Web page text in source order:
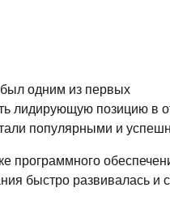
одним из первых
лидирующую позицию в
популярными и
программного
быстро развивалась и